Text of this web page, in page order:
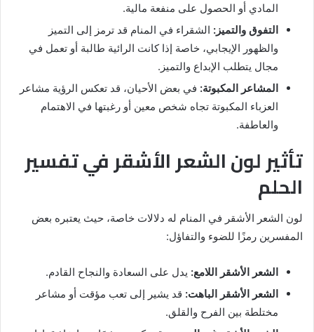
المادي أو الحصول على منفعة مالية.
التفوق والتميز: الشقراء في المنام قد ترمز إلى التميز
والظهور الإيجابي، خاصة إذا كانت الرائية طالبة أو تعمل في
مجال يتطلب الإبداع والتميز.
المشاعر المكبوتة: في بعض الأحيان، قد تعكس الرؤية مشاعر
العزباء المكبوتة تجاه شخص معين أو رغبتها في الاهتمام
والعاطفة.
تأثير لون الشعر الأشقر في تفسير
الحلم
لون الشعر الأشقر في المنام له دلالات خاصة، حيث يعتبره بعض
المفسرين رمزًا للضوء والتفاؤل:
الشعر الأشقر اللامع: يدل على السعادة والنجاح القادم.
الشعر الأشقر الباهت: قد يشير إلى تعب مؤقت أو مشاعر
مختلطة بين الفرح والقلق.